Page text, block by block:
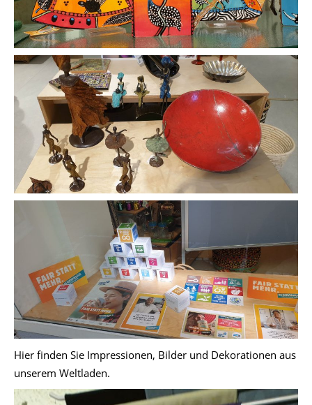
Hier finden Sie Impressionen, Bilder und Dekorationen aus
unserem Weltladen.